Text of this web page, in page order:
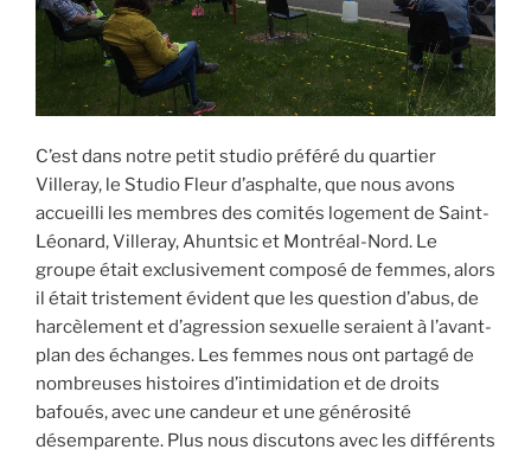
C’est dans notre petit studio préféré du quartier
Villeray, le Studio Fleur d’asphalte, que nous avons
accueilli les membres des comités logement de Saint-
Léonard, Villeray, Ahuntsic et Montréal-Nord. Le
groupe était exclusivement composé de femmes, alors
il était tristement évident que les question d’abus, de
harcèlement et d’agression sexuelle seraient à l’avant-
plan des échanges. Les femmes nous ont partagé de
nombreuses histoires d’intimidation et de droits
bafoués, avec une candeur et une générosité
désemparente. Plus nous discutons avec les différents